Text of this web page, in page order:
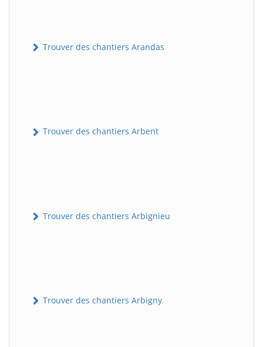
Trouver des chantiers Arandas
Trouver des chantiers Arbent
Trouver des chantiers Arbignieu
Trouver des chantiers Arbigny